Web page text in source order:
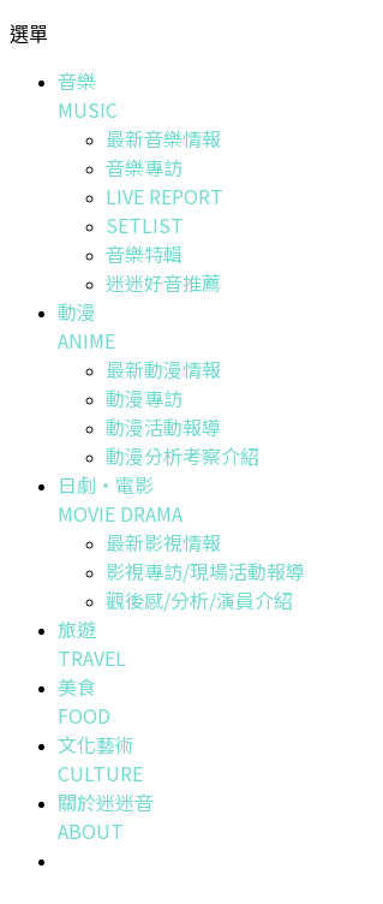
選單
音樂
MUSIC
最新音樂情報
音樂專訪
LIVE REPORT
SETLIST
音樂特輯
迷迷好音推薦
動漫
ANIME
最新動漫情報
動漫專訪
動漫活動報導
動漫分析考察介紹
日劇・電影
MOVIE DRAMA
最新影視情報
影視專訪/現場活動報導
觀後感/分析/演員介紹
旅遊
TRAVEL
美食
FOOD
文化藝術
CULTURE
關於迷迷音
ABOUT